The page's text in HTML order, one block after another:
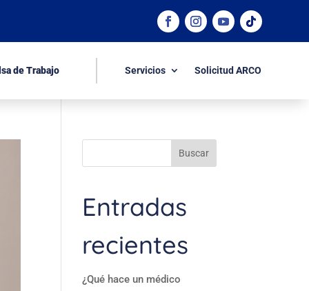
de Trabajo Servicios Solicitud ARCO
Buscar
Entradas
recientes
¿Qué hace un médico